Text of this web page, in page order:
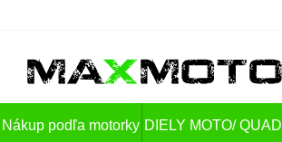
Nákup podľa motorky DIELY MOTO/ QUAD